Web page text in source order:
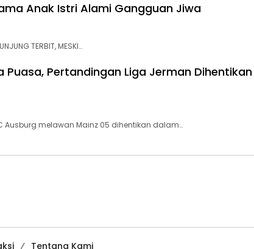
Anak Istri Alami Gangguan Jiwa
TERBIT, MESKI…
Puasa, Pertandingan Liga Jerman Dihentikan
Ausburg melawan Mainz 05 dihentikan dalam…
Tentang Kami